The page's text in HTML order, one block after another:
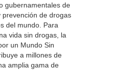
gubernamentales de
prevención de drogas
del mundo. Para
vida sin drogas, la
un Mundo Sin
a millones de
amplia gama de